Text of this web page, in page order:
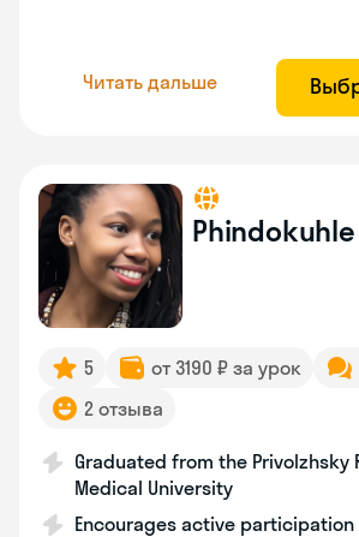
Читать дальше
Phindokuhle
5 от 3190 ₽ за урок
2 отзыва
Graduated from the Privolzhsky
Medical University
Encourages active